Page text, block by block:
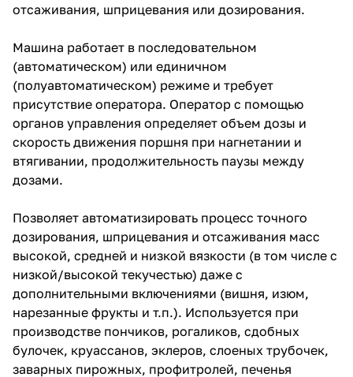
отсаживания, шприцевания или дозирования.
Машина работает в последовательном
(автоматическом) или единичном
(полуавтоматическом) режиме и требует
присутствие оператора. Оператор с помощью
органов управления определяет объем дозы и
скорость движения поршня при нагнетании и
втягивании, продолжительность паузы между
дозами.
Позволяет автоматизировать процесс точного
дозирования, шприцевания и отсаживания масс
высокой, средней и низкой вязкости (в том числе с
низкой/высокой текучестью) даже с
дополнительными включениями (вишня, изюм,
нарезанные фрукты и т.п.). Используется при
производстве пончиков, рогаликов, сдобных
булочек, круассанов, эклеров, слоеных трубочек,
заварных пирожных, профитролей, печенья